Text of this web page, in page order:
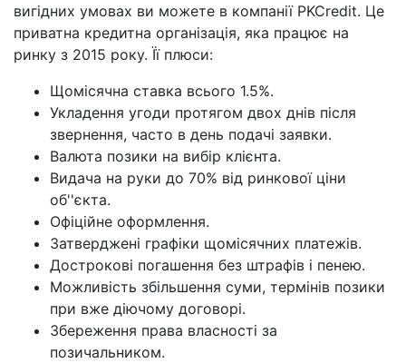
вигідних умовах ви можете в компанії PKCredit. Це
приватна кредитна організація, яка працює на
ринку з 2015 року. Її плюси:
Щомісячна ставка всього 1.5%.
Укладення угоди протягом двох днів після
звернення, часто в день подачі заявки.
Валюта позики на вибір клієнта.
Видача на руки до 70% від ринкової ціни
об''єкта.
Офіційне оформлення.
Затверджені графіки щомісячних платежів.
Дострокові погашення без штрафів і пенею.
Можливість збільшення суми, термінів позики
при вже діючому договорі.
Збереження права власності за
позичальником.